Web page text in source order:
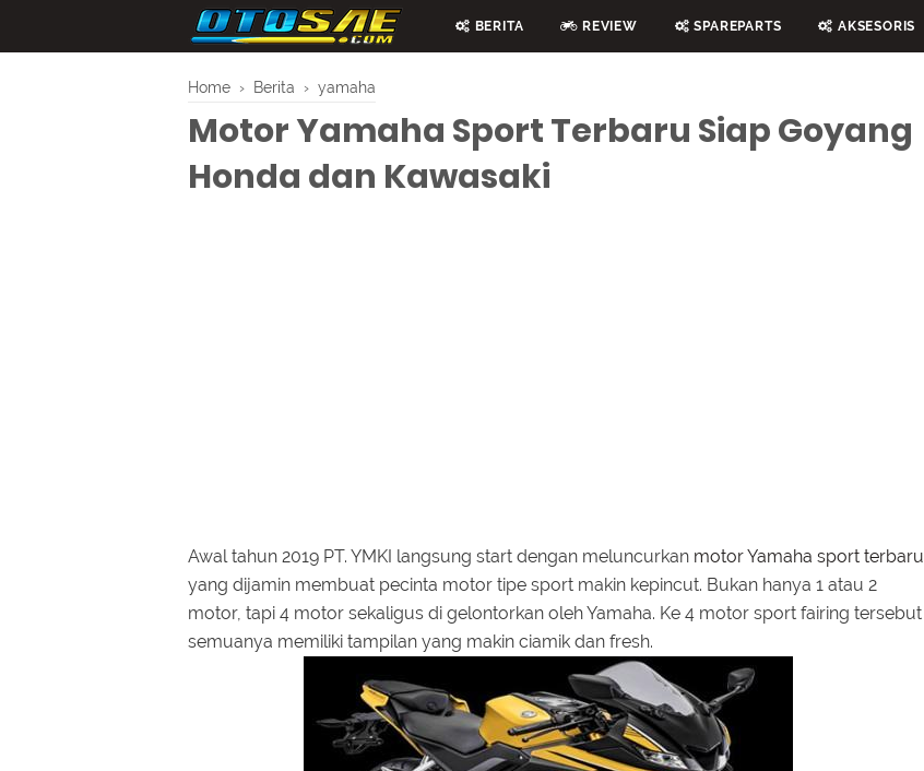
BERITA REVIEW SPAREPARTS AKSESORIS
Home › Berita › yamaha
Motor Yamaha Sport Terbaru Siap Goyang
Honda dan Kawasaki
Awal tahun 2019 PT. YMKI langsung start dengan meluncurkan motor Yamaha sport terbaru
yang dijamin membuat pecinta motor tipe sport makin kepincut. Bukan hanya 1 atau 2
motor, tapi 4 motor sekaligus di gelontorkan oleh Yamaha. Ke 4 motor sport fairing tersebut
semuanya memiliki tampilan yang makin ciamik dan fresh.